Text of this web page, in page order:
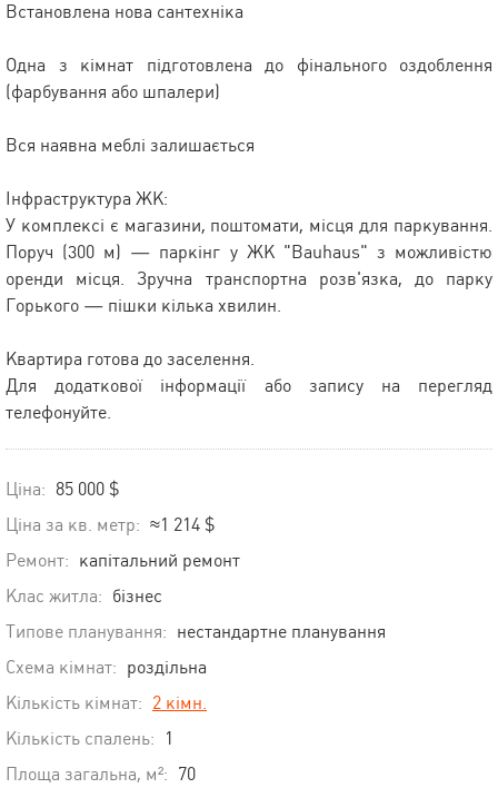
Встановлена нова сантехніка
Одна з кімнат підготовлена до фінального оздоблення
(фарбування або шпалери)
Вся наявна меблі залишається
Інфраструктура ЖК:
У комплексі є магазини, поштомати, місця для паркування.
Поруч (300 м) — паркінг у ЖК "Bauhaus" з можливістю
оренди місця. Зручна транспортна розв'язка, до парку
Горького — пішки кілька хвилин.
Квартира готова до заселення.
Для додаткової інформації або запису на перегляд
телефонуйте.
Ціна: 85 000 $
Ціна за кв. метр: ≈1 214 $
Ремонт: капітальний ремонт
Клас житла: бізнес
Типове планування: нестандартне планування
Схема кімнат: роздільна
Кількість кімнат: 2 кімн.
Кількість спалень:
1
Площа загальна, м²: 70